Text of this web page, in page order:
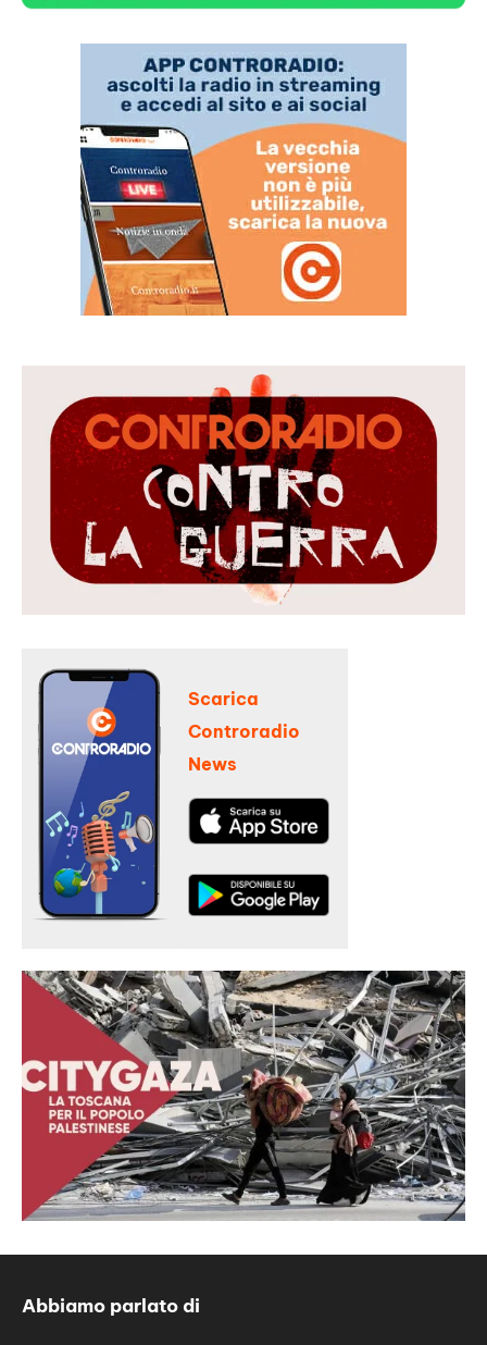
Scarica
Controradio
News
Abbiamo parlato di